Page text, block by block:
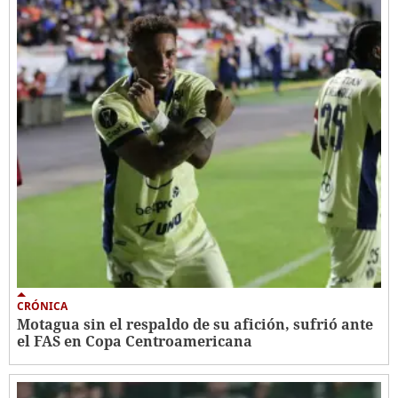
CRÓNICA
Motagua sin el respaldo de su afición, sufrió ante
el FAS en Copa Centroamericana